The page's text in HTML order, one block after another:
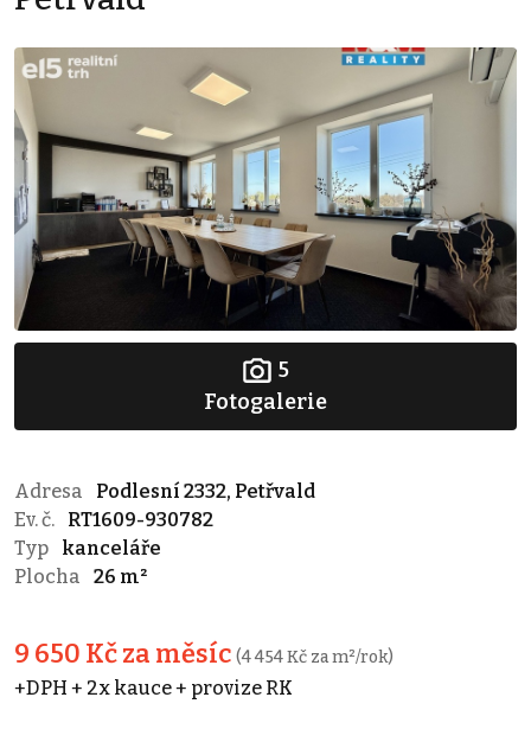
5
Fotogalerie
Adresa
Podlesní 2332, Petřvald
Ev. č.
RT1609-930782
Typ
kanceláře
Plocha
26 m²
9 650 Kč za měsíc (4 454 Kč za m²/rok)
+DPH + 2x kauce + provize RK